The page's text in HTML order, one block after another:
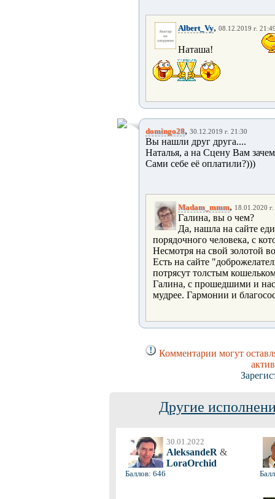
Albert_Vy, 08.12.2019 г.
Наташа!
domingo28, 30.12.2019 г. 21:30
Вы нашли друг друга....
Наталья, а на Сцену Вам
Сами себе её оплатили?)))
Madam_mmm, 18.01.2020
Галина, вы о чем?
Да, нашла на сайте
порядочного человека, с
Несмотря на свой золотой
Есть на сайте
потрясут толстым
Галина, с прошедшими и
мудрее. Гармонии и
Комментарии могут
Другие
30.01.2022
AleksandeR &
LoraOrchid
Баллов: 646